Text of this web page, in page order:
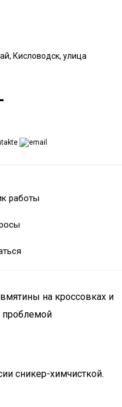
Кисловодск, улица
работы
на кроссовках и
проблемой
сникер-химчисткой.